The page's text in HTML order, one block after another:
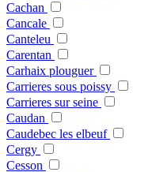
Cachan
Cancale
Canteleu
Carentan
Carhaix plouguer
Carrieres sous poissy
Carrieres sur seine
Caudan
Caudebec les elbeuf
Cergy
Cesson